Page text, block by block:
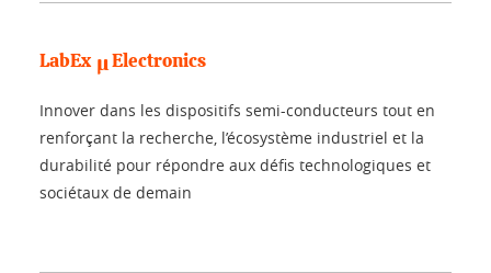
LabEx µElectronics
Innover dans les dispositifs semi-conducteurs tout en
renforçant la recherche, l’écosystème industriel et la
durabilité pour répondre aux défis technologiques et
sociétaux de demain